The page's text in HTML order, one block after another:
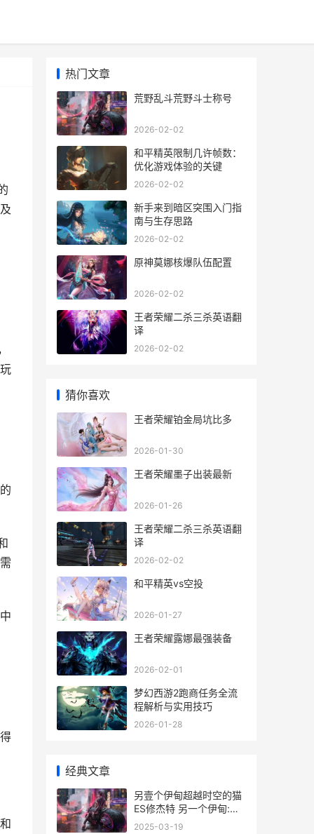
热门文章
荒野乱斗荒野斗士称号
2026-02-02
和平精英限制几许帧数：
优化游戏体验的关键
2026-02-02
新手来到暗区突围入门指
南与生存思路
2026-02-02
原神莫娜核爆队伍配置
2026-02-02
王者荣耀二杀三杀英语翻
译
2026-02-02
猜你喜欢
王者荣耀铂金局坑比多
2026-01-30
王者荣耀墨子出装最新
2026-01-26
王者荣耀二杀三杀英语翻
译
2026-02-02
和平精英vs空投
2026-01-27
王者荣耀露娜最强装备
2026-02-01
梦幻西游2跑商任务全流
程解析与实用技巧
2026-01-28
经典文章
另壹个伊甸超越时空的猫
ES修杰特 另一个伊甸:超
越时空的猫外典
2025-03-19